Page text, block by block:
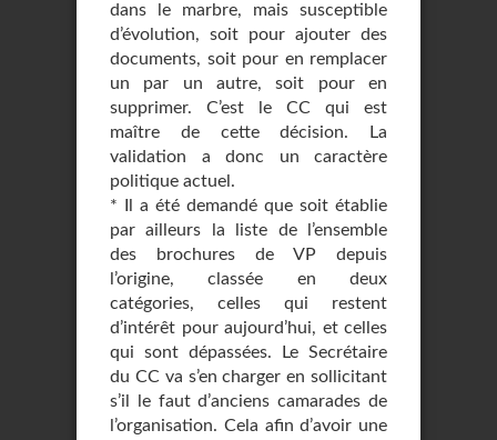
dans le marbre, mais susceptible
d’évolution, soit pour ajouter des
documents, soit pour en remplacer
un par un autre, soit pour en
supprimer. C’est le CC qui est
maître de cette décision. La
validation a donc un caractère
politique actuel.
* Il a été demandé que soit établie
par ailleurs la liste de l’ensemble
des brochures de VP depuis
l’origine, classée en deux
catégories, celles qui restent
d’intérêt pour aujourd’hui, et celles
qui sont dépassées. Le Secrétaire
du CC va s’en charger en sollicitant
s’il le faut d’anciens camarades de
l’organisation. Cela afin d’avoir une